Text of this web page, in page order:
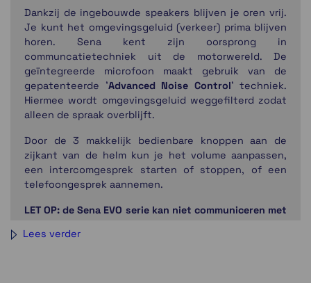
Dankzij de ingebouwde speakers blijven je oren vrij.
Je kunt het omgevingsgeluid (verkeer) prima blijven
horen. Sena kent zijn oorsprong in
communcatietechniek uit de motorwereld. De
geïntegreerde microfoon maakt gebruik van de
gepatenteerde 'Advanced Noise Control' techniek.
Hiermee wordt omgevingsgeluid weggefilterd zodat
alleen de spraak overblijft.
Door de 3 makkelijk bedienbare knoppen aan de
zijkant van de helm kun je het volume aanpassen,
een intercomgesprek starten of stoppen, of een
telefoongesprek aannemen.
LET OP: de Sena EVO serie kan niet communiceren met
Lees verder